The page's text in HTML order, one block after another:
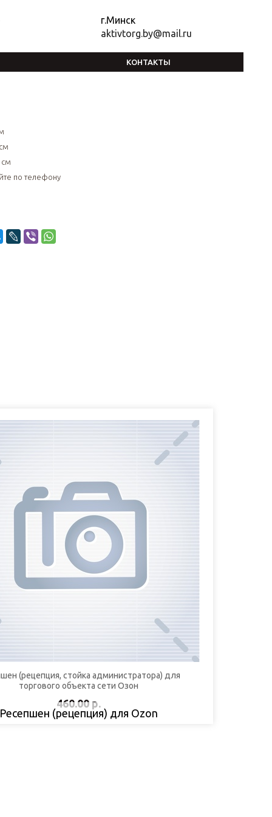
г.Минск
aktivtorg.by@mail.ru
КОНТАКТЫ
по телефону
Ресепшен (рецепция) для Ozon
(рецепция, стойка администратора) для
торгового объекта сети Озон
460.00 р.